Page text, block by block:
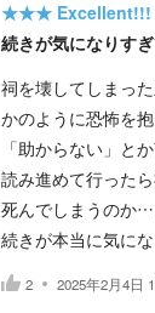
★★★ Excellent!!!
続きが気になりす
祠を壊してしまっ
かのように恐怖を抱
「助からない」と
読み進めて行った
死んでしまうのか
続きが本当に気に
2 2025年2月4日